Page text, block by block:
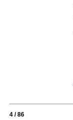
4 / 86